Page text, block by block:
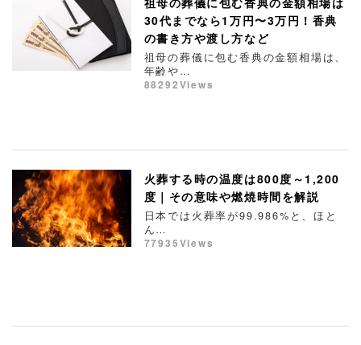
30代までなら1万円〜3万円！香典
の書き方や渡し方など
祖母の葬儀に包む香典の金額相場は、
年齢や…
88292Views
火葬する時の温度は800度～1,200
度｜その意味や燃焼時間を解説
日本では火葬率が99.986%と、ほと
ん…
77935Views